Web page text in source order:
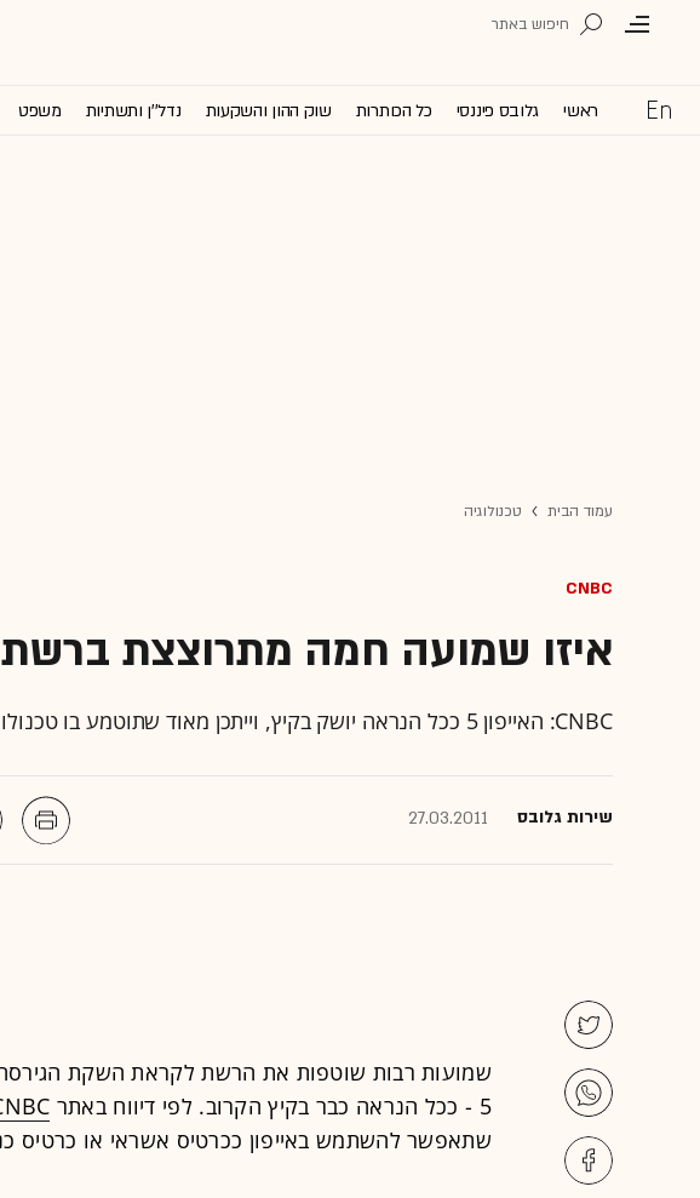
ראשי גלובס פיננסי כל הכותרות שוק ההון והשקעות נדל''ן ותשתיות משפט
עמוד הבית טכנולוגיה
CNBC
איזו שמועה חמה מתרוצצת ברשת
CNBC: האייפון 5 ככל הנראה יושק בקיץ, וייתכן מאוד שתוטמע בו טכנולוגיית NFC
שירות גלובס 27.03.2011
שמועות רבות שוטפות את הרשת לקראת השקת
5 - ככל הנראה כבר בקיץ הקרוב. לפי דיווח באתר
שתאפשר להשתמש באייפון ככרטיס אשראי או כרטיס